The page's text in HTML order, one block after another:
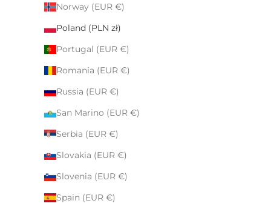
Norway (EUR €)
Poland (PLN zł)
Portugal (EUR €)
Romania (EUR €)
Russia (EUR €)
San Marino (EUR €)
Serbia (EUR €)
Slovakia (EUR €)
Slovenia (EUR €)
Spain (EUR €)